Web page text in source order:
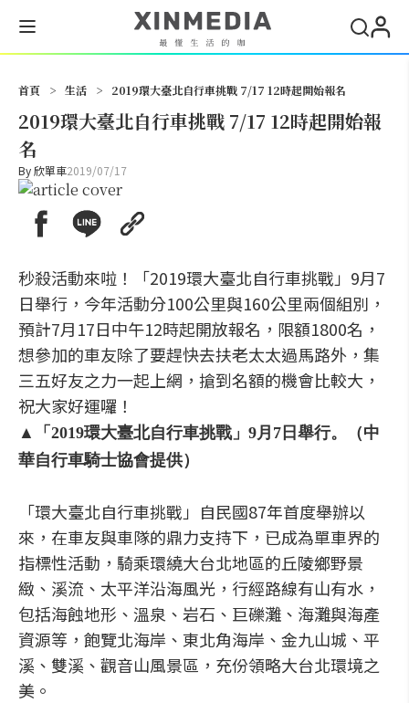
首頁 > 生活 > 2019環大臺北自行車挑戰 7/17 12時起開始報名
2019環大臺北自行車挑戰 7/17 12時起開始報
名
By欣單車2019/07/17
秒殺活動來啦！「2019環大臺北自行車挑戰」9月7
日舉行，今年活動分100公里與160公里兩個組別，
預計7月17日中午12時起開放報名，限額1800名，
想參加的車友除了要趕快去扶老太太過馬路外，集
三五好友之力一起上網，搶到名額的機會比較大，
祝大家好運囉！
▲「2019環大臺北自行車挑戰」9月7日舉行。（中
華自行車騎士協會提供）
「環大臺北自行車挑戰」自民國87年首度舉辦以
來，在車友與車隊的鼎力支持下，已成為單車界的
指標性活動，騎乘環繞大台北地區的丘陵鄉野景
緻、溪流、太平洋沿海風光，行經路線有山有水，
包括海蝕地形、溫泉、岩石、巨礫灘、海灘與海產
資源等，飽覽北海岸、東北角海岸、金九山城、平
溪、雙溪、觀音山風景區，充份領略大台北環境之
美。